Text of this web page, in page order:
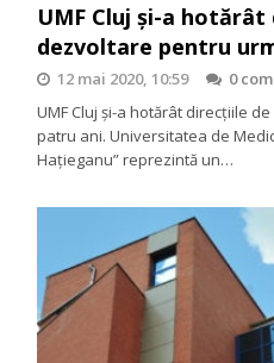
UMF Cluj și-a
dezvoltare pentru
12 mai 2020, 10:59
0
UMF Cluj și-a hotărât direcțiile
patru ani. Universitatea de
Hațieganu” reprezintă un…